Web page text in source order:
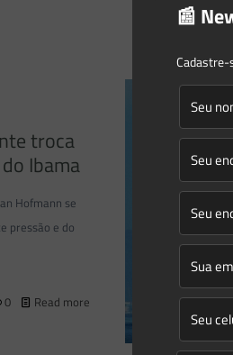
troca
Ibama
Hofmann se
pressão e do
0 Read more
📰
Cadastre-